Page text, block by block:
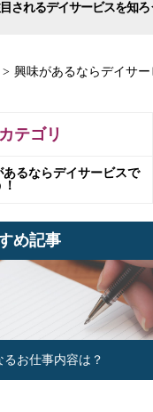
されるデイサービスを知ろ
> 興味があるならデイサー
テゴリ
あるならデイサービスで
め記事
るお仕事内容は？